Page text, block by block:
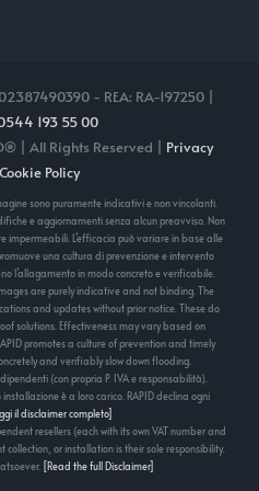
- REA: RA-197250 |
193 55 00
| All Rights Reserved | Privacy
Cookie Policy
sono puramente indicativi e non vincolanti.
e aggiornamenti senza alcun preavviso. Non
impermeabili. L’efficacia può variare in base alle
una cultura di prevenzione e intervento
l’allagamento in modo concreto e verificabile.
are purely indicative and not binding. The
and updates without prior notice. These do
solutions. Effectiveness may vary based on
promotes a culture of prevention and timely
and verifiably slow down flooding.
(con propria P. IVA e responsabilità).
è a loro carico. RAPID declina ogni
il disclaimer completo]
resellers (each with its own VAT number and
or installation is their sole responsibility.
[Read the full Disclaimer]